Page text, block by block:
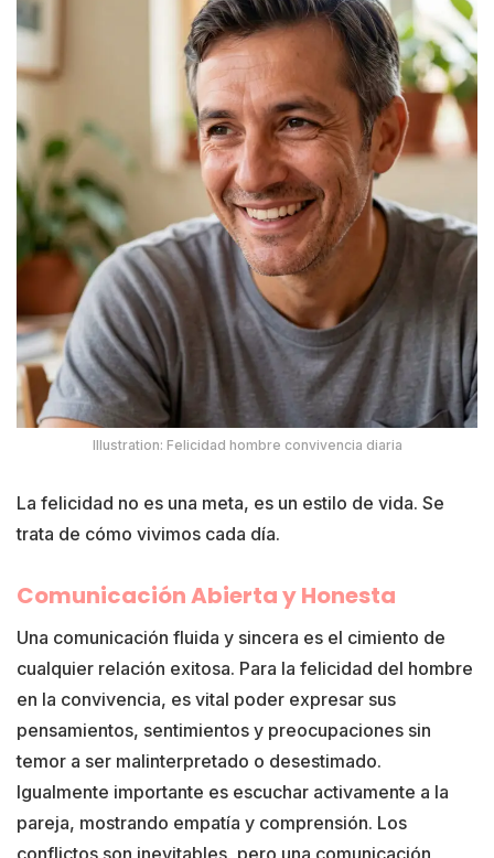
Illustration: Felicidad hombre convivencia diaria
La felicidad no es una meta, es un estilo de vida. Se
trata de cómo vivimos cada día.
Comunicación Abierta y Honesta
Una comunicación fluida y sincera es el cimiento de
cualquier relación exitosa. Para la felicidad del hombre
en la convivencia, es vital poder expresar sus
pensamientos, sentimientos y preocupaciones sin
temor a ser malinterpretado o desestimado.
Igualmente importante es escuchar activamente a la
pareja, mostrando empatía y comprensión. Los
conflictos son inevitables, pero una comunicación